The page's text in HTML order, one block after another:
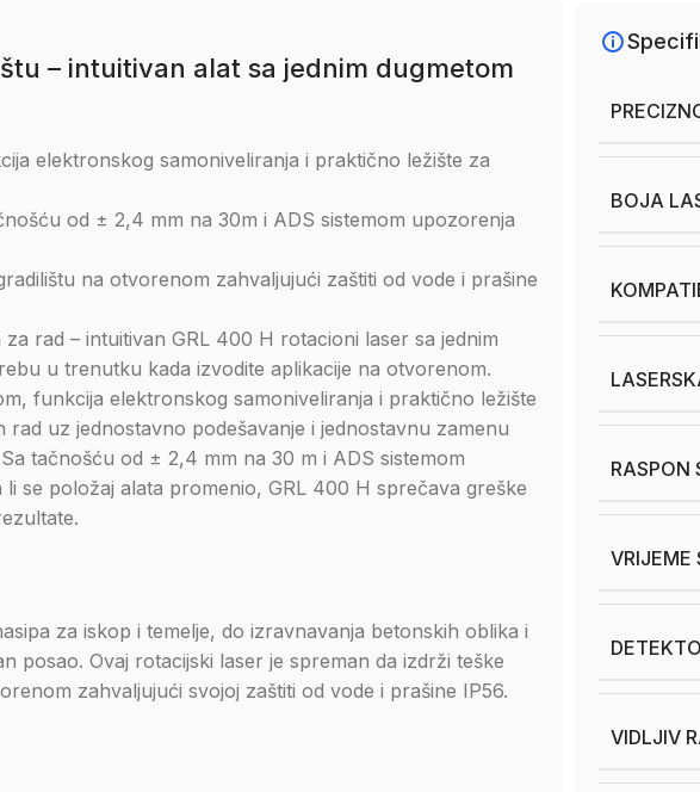
– intuitivan alat sa jednim dugmetom
elektronskog samoniveliranja i praktično ležište za
od ± 2,4 mm na 30m i ADS sistemom upozorenja
na otvorenom zahvaljujući zaštiti od vode i prašine
rad – intuitivan GRL 400 H rotacioni laser sa jednim
u trenutku kada izvodite aplikacije na otvorenom.
funkcija elektronskog samoniveliranja i praktično ležište
rad uz jednostavno podešavanje i jednostavnu zamenu
tačnošću od ± 2,4 mm na 30 m i ADS sistemom
se položaj alata promenio, GRL 400 H sprečava greške
za iskop i temelje, do izravnavanja betonskih oblika i
posao. Ovaj rotacijski laser je spreman da izdrži teške
zahvaljujući svojoj zaštiti od vode i prašine IP56.
BOJA
RASPON
VRIJEME
VIDLJIV